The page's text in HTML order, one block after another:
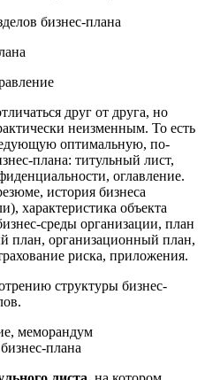
бизнес-плана
друг от друга, но
неизменным. То есть
оптимальную, по-
плана: титульный лист,
оглавление.
история бизнеса
характеристика объекта
среды организации, план
план, организационный план,
риска, приложения.
структуры бизнес-
меморандум
плана